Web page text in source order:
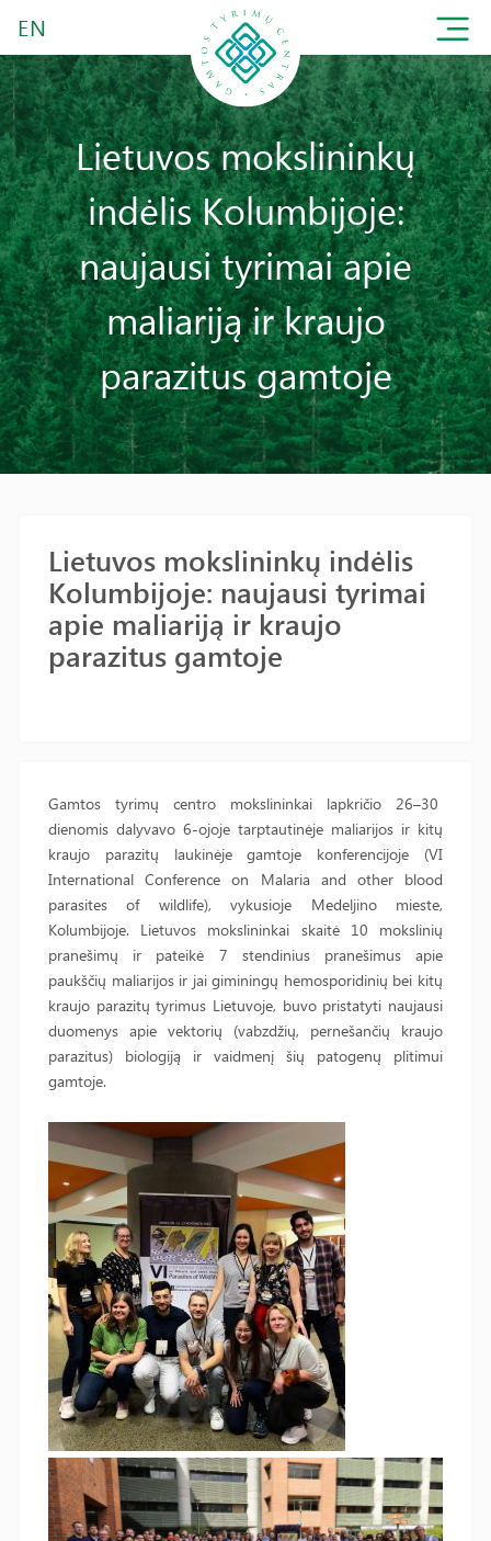
EN
Lietuvos mokslininkų
indėlis Kolumbijoje:
naujausi tyrimai apie
maliariją ir kraujo
parazitus gamtoje
Lietuvos mokslininkų indėlis
Kolumbijoje: naujausi tyrimai
apie maliariją ir kraujo
parazitus gamtoje
Gamtos tyrimų centro mokslininkai lapkričio 26–30
dienomis dalyvavo 6-ojoje tarptautinėje maliarijos ir kitų
kraujo parazitų laukinėje gamtoje konferencijoje (VI
International Conference on Malaria and other blood
parasites of wildlife), vykusioje Medeljino mieste,
Kolumbijoje. Lietuvos mokslininkai skaitė 10 mokslinių
pranešimų ir pateikė 7 stendinius pranešimus apie
paukščių maliarijos ir jai giminingų hemosporidinių bei kitų
kraujo parazitų tyrimus Lietuvoje, buvo pristatyti naujausi
duomenys apie vektorių (vabzdžių, pernešančių kraujo
parazitus) biologiją ir vaidmenį šių patogenų plitimui
gamtoje.